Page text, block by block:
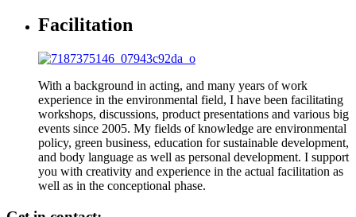
Facilitation
With a background in acting, and many years of work
experience in the environmental field, I have been facilitating
workshops, discussions, product presentations and various big
events since 2005. My fields of knowledge are environmental
policy, green business, education for sustainable development,
and body language as well as personal development. I support
you with creativity and experience in the actual facilitation as
well as in the conceptional phase.